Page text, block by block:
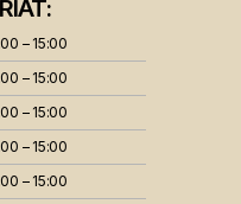
– 15:00
– 15:00
– 15:00
– 15:00
– 15:00